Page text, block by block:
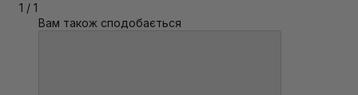
1 / 1
Вам також сподобається